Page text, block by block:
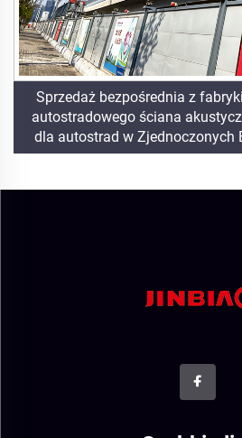
Sprzedaż bezpośrednia z
autostradowego ściana
dla autostrad w Zjednoczonych
arkusz